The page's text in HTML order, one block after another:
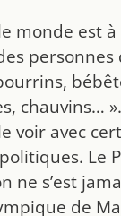
monde est à
personnes
chauvins…
voir avec
Le
ne s’est
de